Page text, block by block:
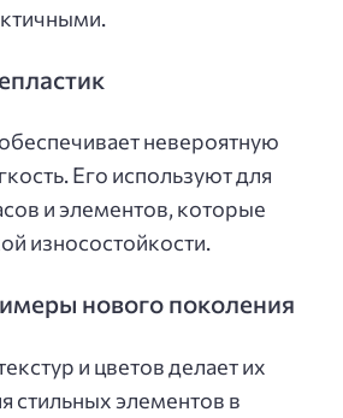
невероятную
Его используют для
и элементов, которые
износостойкости.
нового поколения
и цветов делает их
стильных элементов в